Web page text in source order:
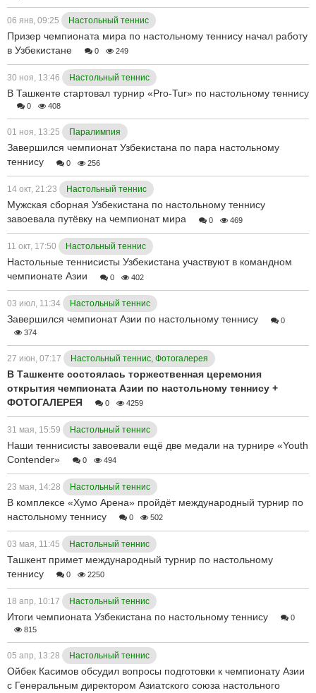
06 янв, 09:25 Настольный теннис
Призер чемпионата мира по настольному теннису начал работу
в Узбекистане
0 249
30 ноя, 13:46 Настольный теннис
В Ташкенте стартовал турнир «Pro-Tur» по настольному теннису
0 408
01 ноя, 13:25 Паралимпия
Завершился чемпионат Узбекистана по пара настольному
теннису
0 256
14 окт, 21:23 Настольный теннис
Мужская сборная Узбекистана по настольному теннису
завоевала путёвку на чемпионат мира
0 469
11 окт, 17:50 Настольный теннис
Настольные теннисисты Узбекистана участвуют в командном
чемпионате Азии
0 402
03 июл, 11:34 Настольный теннис
Завершился чемпионат Азии по настольному теннису
0
374
27 июн, 07:17 Настольный теннис, Фотогалерея
В Ташкенте состоялась торжественная церемония
открытия чемпионата Азии по настольному теннису +
ФОТОГАЛЕРЕЯ
0 4259
31 мая, 15:59 Настольный теннис
Наши теннисисты завоевали ещё две медали на турнире «Youth
Contender»
0 494
23 мая, 14:28 Настольный теннис
В комплексе «Хумо Арена» пройдёт международный турнир по
настольному теннису
0 502
03 мая, 11:45 Настольный теннис
Ташкент примет международный турнир по настольному
теннису
0 2250
18 апр, 10:17 Настольный теннис
Итоги чемпионата Узбекистана по настольному теннису
0
815
05 апр, 13:28 Настольный теннис
Ойбек Касимов обсудил вопросы подготовки к чемпионату Азии
с Генеральным директором Азиатского союза настольного